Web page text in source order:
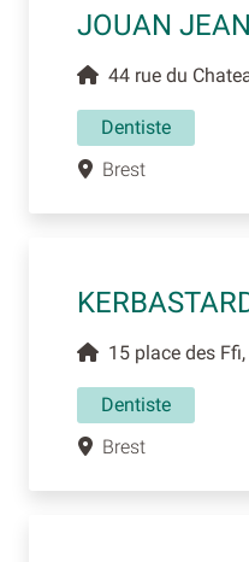
JOUAN
44 rue du
Dentiste
Brest
15 place des
Dentiste
Brest